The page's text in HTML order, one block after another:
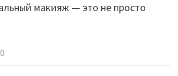
макияж — это не просто
0